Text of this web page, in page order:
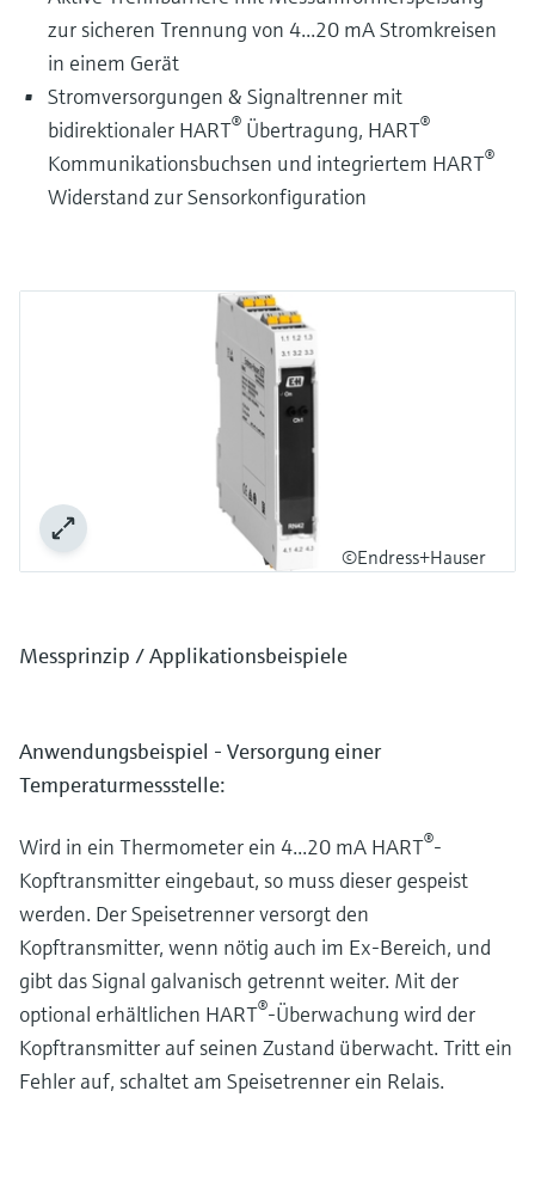
zur sicheren Trennung von 4...20 mA Stromkreisen
in einem Gerät
Stromversorgungen & Signaltrenner mit
bidirektionaler HART® Übertragung, HART®
Kommunikationsbuchsen und integriertem HART®
Widerstand zur Sensorkonfiguration
©Endress+Hauser
Messprinzip / Applikationsbeispiele
Anwendungsbeispiel - Versorgung einer
Temperaturmessstelle:
Wird in ein Thermometer ein 4...20 mA HART®-
Kopftransmitter eingebaut, so muss dieser gespeist
werden. Der Speisetrenner versorgt den
Kopftransmitter, wenn nötig auch im Ex-Bereich, und
gibt das Signal galvanisch getrennt weiter. Mit der
optional erhältlichen HART®-Überwachung wird der
Kopftransmitter auf seinen Zustand überwacht. Tritt ein
Fehler auf, schaltet am Speisetrenner ein Relais.